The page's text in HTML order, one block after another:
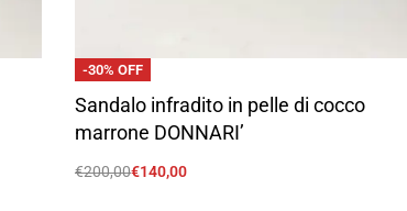
-30% OFF
Sandalo infradito in pelle di cocco
marrone DONNARI’
€200,00€140,00